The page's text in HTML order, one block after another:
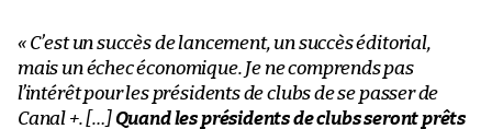
« C’est un succès de lancement, un succès éditorial,
mais un échec économique. Je ne comprends pas
l’intérêt pour les présidents de clubs de se passer de
Canal +. […]Quand les présidents de clubs seront prêts